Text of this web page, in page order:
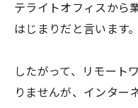
テライトオフィスから
はじまりだと言います。
したがって、リモート
りませんが、インター